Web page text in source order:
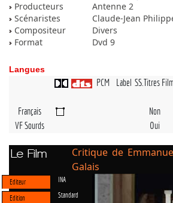
Producteurs
Antenne 2
Scénaristes
Claude-Jean
Compositeur
Divers
Format
Dvd 9
Langues
PCM Label SS.Titres
Français
Non
VF Sourds
Oui
Le Film
Critique de
Galais
Editeur INA
Edition Standard